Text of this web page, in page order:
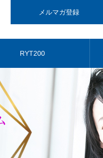
メルマガ登録
RYT200